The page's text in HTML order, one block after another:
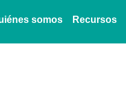
somos Recursos